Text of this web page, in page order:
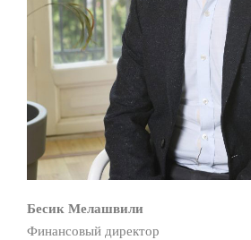
Бесик Мелашвили
Финансовый директор